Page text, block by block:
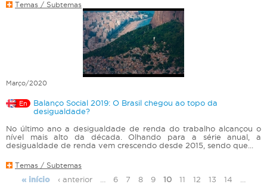
Temas / Subtemas
Março/2020
En
Balanço Social 2019: O Brasil chegou ao topo da
desigualdade?
No último ano a desigualdade de renda do trabalho alcançou o
nível mais alto da década. Olhando para a série anual, a
desigualdade de renda vem crescendo desde 2015, sendo que...
Temas / Subtemas
« início ‹ anterior 6 7 8 9 10 11 12 13 14